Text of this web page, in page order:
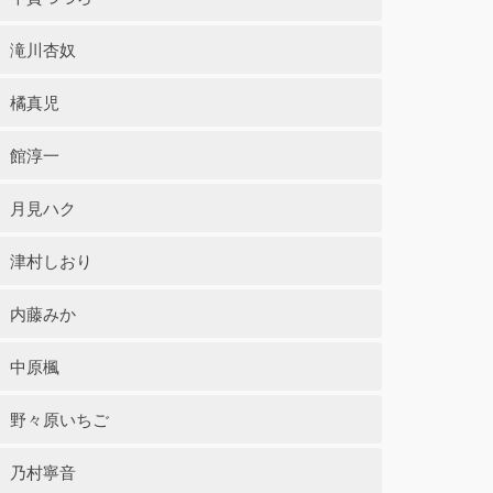
滝川杏奴
橘真児
館淳一
月見ハク
津村しおり
内藤みか
中原楓
野々原いちご
乃村寧音